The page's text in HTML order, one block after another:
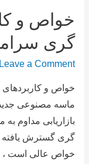
خواص و
گری
Leave a Comment
/
خواص و کاربردهای
ماسه مصنوعی جدید
بازاریابی مداوم به
گری گسترش یافته
خواص عالی است ،